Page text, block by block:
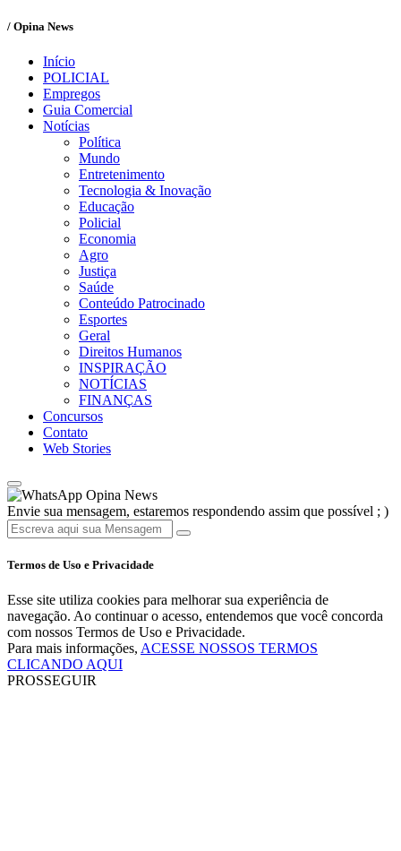
/ Opina News
Início
POLICIAL
Empregos
Guia Comercial
Notícias
Política
Mundo
Entretenimento
Tecnologia & Inovação
Educação
Policial
Economia
Agro
Justiça
Saúde
Conteúdo Patrocinado
Esportes
Geral
Direitos Humanos
INSPIRAÇÃO
NOTÍCIAS
FINANÇAS
Concursos
Contato
Web Stories
Opina News
Envie sua mensagem, estaremos respondendo assim que possível ; )
Termos de Uso e Privacidade
Esse site utiliza cookies para melhorar sua experiência de
navegação. Ao continuar o acesso, entendemos que você concorda
com nossos Termos de Uso e Privacidade.
Para mais informações, ACESSE NOSSOS TERMOS
CLICANDO AQUI
PROSSEGUIR